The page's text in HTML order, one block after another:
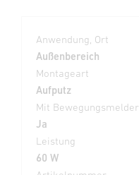
Anwendung, Ort
Außenbereich
Montageart
Aufputz
Mit Bewegungsmelder
Ja
Leistung
60 W